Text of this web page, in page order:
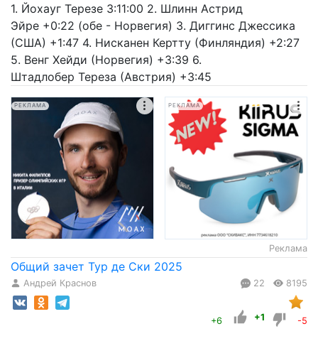
1. Йохауг Терезе 3:11:00 2. Шлинн Астрид
Эйре +0:22 (обе - Норвегия) 3. Диггинс Джессика
(США) +1:47 4. Нисканен Кертту (Финляндия) +2:27
5. Венг Хейди (Норвегия) +3:39 6.
Штадлобер Тереза (Австрия) +3:45
РЕКЛАМА РЕКЛАМА
Реклама
Общий зачет Тур де Ски 2025
Андрей Краснов 22 8195
+6 +1 -5